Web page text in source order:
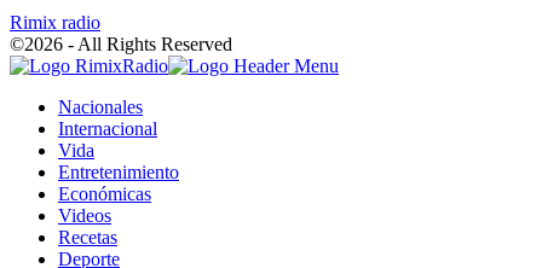
Rimix radio
©2026 - All Rights Reserved
Nacionales
Internacional
Vida
Entretenimiento
Económicas
Videos
Recetas
Deporte